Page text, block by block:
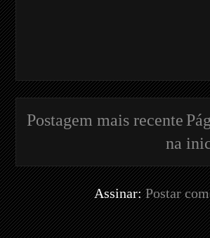
Postagem mais recente
na
Assinar:Postar